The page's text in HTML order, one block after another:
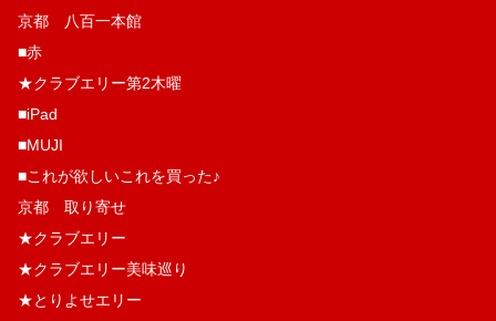
京都 八百一本館
■赤
★クラブエリー第2木曜
■iPad
■MUJI
■これが欲しいこれを買った♪
京都 取り寄せ
★クラブエリー
★クラブエリー美味巡り
★とりよせエリー